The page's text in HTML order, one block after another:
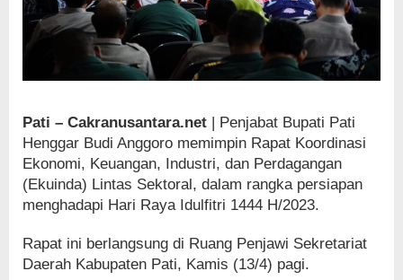
Pati – Cakranusantara.net | Penjabat Bupati Pati
Henggar Budi Anggoro memimpin Rapat Koordinasi
Ekonomi, Keuangan, Industri, dan Perdagangan
(Ekuinda) Lintas Sektoral, dalam rangka persiapan
menghadapi Hari Raya Idulfitri 1444 H/2023.
Rapat ini berlangsung di Ruang Penjawi Sekretariat
Daerah Kabupaten Pati, Kamis (13/4) pagi.